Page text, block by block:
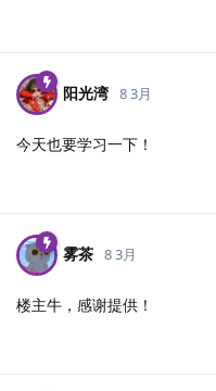
阳光湾 8 3月
今天也要学习一下！
雾茶 8 3月
楼主牛，感谢提供！